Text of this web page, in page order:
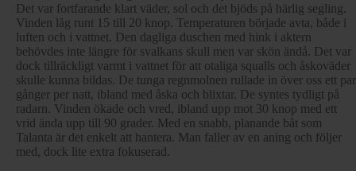
Det var fortfarande klart väder, sol och det bjöds på härlig segling.
Vinden låg runt 15 till 20 knop. Temperaturen började avta, både i
luften och i vattnet. Den dagliga duschen med hink i aktern
behövdes inte längre för svalkans skull men var skön ändå. Det var
dock tillräckligt varmt i vattnet för att otaliga squalls och åskoväder
skulle kunna bildas. De tunga regnmolnen rullade in över oss ett par
gånger per natt, ibland med åska och blixtar. De syntes tydligt på
radarn. Vinden ökade och vred, ibland upp mot 30 knop med ett
vrid ända upp till 90 grader. Med en snabb, planande båt som
Talanta är det enkelt att hantera. Man faller av en aning och följer
med, dock lite extra fokuserad.